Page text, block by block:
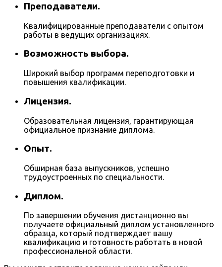
Преподаватели.
Квалифицированные преподаватели с опытом
работы в ведущих организациях.
Возможность выбора.
Широкий выбор программ переподготовки и
повышения квалификации.
Лицензия.
Образовательная лицензия, гарантирующая
официальное признание диплома.
Опыт.
Обширная база выпускников, успешно
трудоустроенных по специальности.
Диплом.
По завершении обучения дистанционно вы
получаете официальный диплом установленного
образца, который подтверждает вашу
квалификацию и готовность работать в новой
профессиональной области.